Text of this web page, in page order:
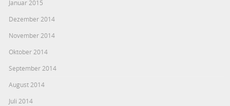
Januar 2015
Dezember 2014
November 2014
Oktober 2014
September 2014
August 2014
Juli 2014